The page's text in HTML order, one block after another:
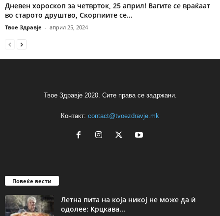
Дневен хороскоп за четврток, 25 април! Вагите се враќаат
во старото друштво, Скорпиите се...
Твое Здравје - април 25, 2024
Твое Здравје 2020. Сите права се задржани.
Контакт: contact@tvoezdravje.mk
Повеќе вести
Летна пита на која никој не може да ѝ
одолее: Крцкава...